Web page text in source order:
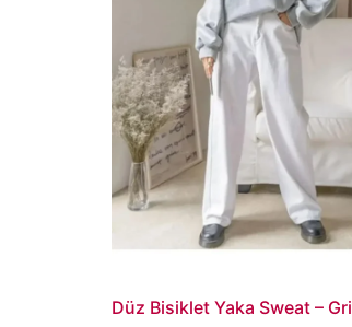
Düz Bisiklet Yaka Sweat – Gri